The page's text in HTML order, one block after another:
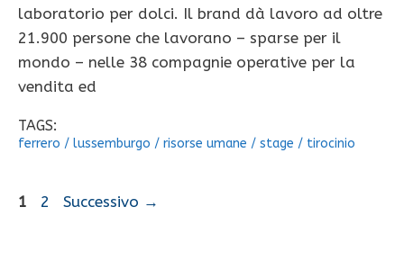
laboratorio per dolci. Il brand dà lavoro ad oltre
21.900 persone che lavorano – sparse per il
mondo – nelle 38 compagnie operative per la
vendita ed
TAGS:
ferrero / lussemburgo / risorse umane / stage / tirocinio
Pagina
1 Pagina
2 Successivo →